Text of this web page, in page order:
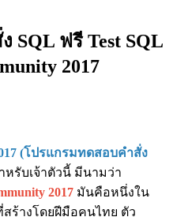
SQL ฟรี Test SQL
2017
(โปรแกรมทดสอบคำสั่ง
หรับเจ้าตัวนี้ มีนามว่า
2017 มันคือหนึ่งใน
สร้างโดยฝีมือคนไทย ตัว